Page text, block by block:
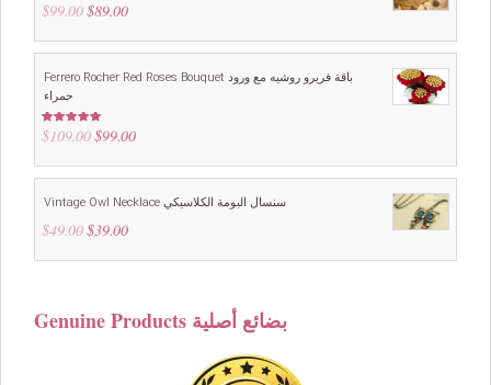
$99.00 Original
was:
$89.00Current
is:
Ferrero Rocher Red Roses Bouquet باقة فريرو روشيه مع ورود
حمراء
Rated 5.00
out of 5
$109.00 Original
was:
$99.00Current
is:
Vintage Owl Necklace سنسال البومة الكلاسيكي
$49.00 Original
was:
$39.00Current
is:
Genuine Products بضائع أصلية